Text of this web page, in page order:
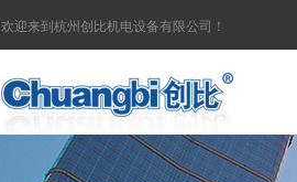
欢迎来到杭州创比机电设备有限公司！